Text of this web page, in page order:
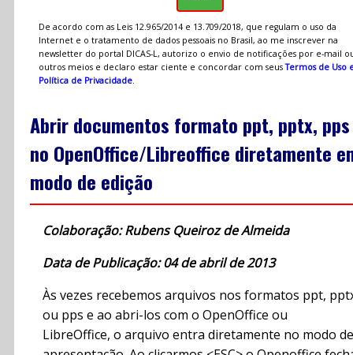
De acordo com as Leis 12.965/2014 e 13.709/2018, que regulam o uso da
Internet e o tratamento de dados pessoais no Brasil, ao me inscrever na
newsletter do portal DICAS-L, autorizo o envio de notificações por e-mail
outros meios e declaro estar ciente e concordar com seusTermos de Uso
Política de Privacidade.
Abrir documentos formato ppt, pptx, pps
no OpenOffice/Libreoffice diretamente
modo de edição
Colaboração: Rubens Queiroz de Almeida
Data de Publicação: 04 de abril de 2013
Às vezes recebemos arquivos nos formatos ppt,
ou pps e ao abri-los com o OpenOffice ou
LibreOffice, o arquivo entra diretamente no modo de